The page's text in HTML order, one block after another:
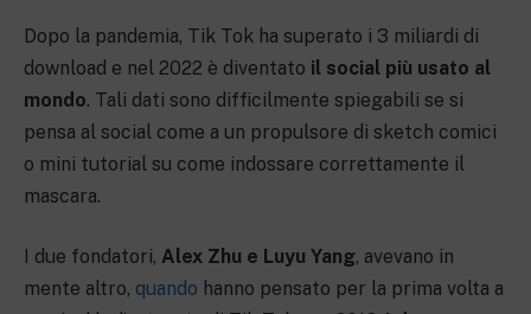
Dopo la pandemia, Tik Tok ha superato i 3 miliardi di
download e nel 2022 è diventato il social più usato al
mondo. Tali dati sono difficilmente spiegabili se si
pensa al social come a un propulsore di sketch comici
o mini tutorial su come indossare correttamente il
mascara.
I due fondatori, Alex Zhu e Luyu Yang, avevano in
mente altro, quando hanno pensato per la prima volta a